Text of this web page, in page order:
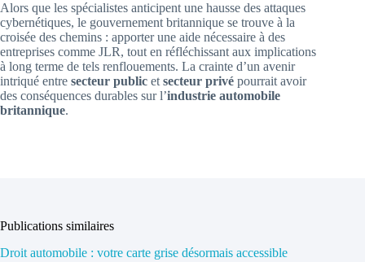
Alors que les spécialistes anticipent une hausse des attaques
cybernétiques, le gouvernement britannique se trouve à la
croisée des chemins : apporter une aide nécessaire à des
entreprises comme JLR, tout en réfléchissant aux implications
à long terme de tels renflouements. La crainte d’un avenir
intriqué entre secteur public et secteur privé pourrait avoir
des conséquences durables sur l’industrie automobile
britannique.
Publications similaires
Droit automobile : votre carte grise désormais accessible